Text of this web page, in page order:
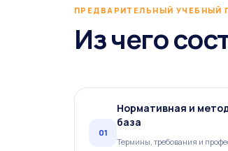
ПРЕДВАРИТЕЛЬНЫЙ УЧЕБНЫЙ
Из чего
01
Нормативная и
база
Термины, требования и